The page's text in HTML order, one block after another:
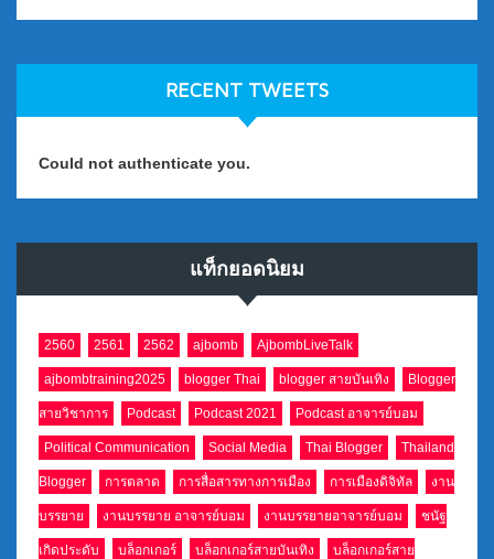
RECENT TWEETS
Could not authenticate you.
แท็กยอดนิยม
2560 2561 2562 ajbomb AjbombLiveTalk
ajbombtraining2025 blogger Thai blogger สายบันเทิง Blogger
สายวิชาการ Podcast Podcast 2021 Podcast อาจารย์บอม
Political Communication Social Media Thai Blogger Thailand
Blogger การตลาด การสื่อสารทางการเมือง การเมืองดิจิทัล งาน
บรรยาย งานบรรยาย อาจารย์บอม งานบรรยายอาจารย์บอม ชนัฐ
เกิดประดับ บล็อกเกอร์ บล็อกเกอร์สายบันเทิง บล็อกเกอร์สาย